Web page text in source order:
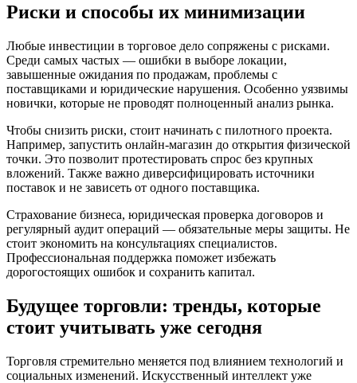
Риски и способы их минимизации
Любые инвестиции в торговое дело сопряжены с рисками.
Среди самых частых — ошибки в выборе локации,
завышенные ожидания по продажам, проблемы с
поставщиками и юридические нарушения. Особенно уязвимы
новички, которые не проводят полноценный анализ рынка.
Чтобы снизить риски, стоит начинать с пилотного проекта.
Например, запустить онлайн-магазин до открытия физической
точки. Это позволит протестировать спрос без крупных
вложений. Также важно диверсифицировать источники
поставок и не зависеть от одного поставщика.
Страхование бизнеса, юридическая проверка договоров и
регулярный аудит операций — обязательные меры защиты. Не
стоит экономить на консультациях специалистов.
Профессиональная поддержка поможет избежать
дорогостоящих ошибок и сохранить капитал.
Будущее торговли: тренды, которые
стоит учитывать уже сегодня
Торговля стремительно меняется под влиянием технологий и
социальных изменений. Искусственный интеллект уже